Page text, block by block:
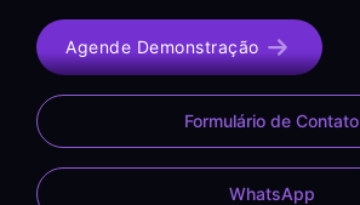
Agende Demonstração
Formulário de Contato
WhatsApp